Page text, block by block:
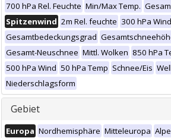
700 hPa Rel. Feuchte Min/Max Temp.
Spitzenwind 2m Rel. feuchte 300 hPa Wind
Gesamtbedeckungsgrad
Gesamt-Neuschnee Mittl. Wolken 850 hPa
500 hPa Wind 50 hPa Temp Schnee/Eis
Niederschlagsform
Gebiet
Europa Nordhemisphäre Mitteleuropa